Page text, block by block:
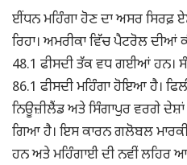
ਈਂਧਨ ਮਹਿੰਗਾ ਹੋਣ ਦਾ ਅਸਰ ਸਿਰਫ਼
ਰਿਹਾ। ਅਮਰੀਕਾ ਵਿੱਚ ਪੈਟਰੋਲ ਦੀਆਂ
48.1 ਫੀਸਦੀ ਤੱਕ ਵਧ ਗਈਆਂ ਹਨ।
86.1 ਫੀਸਦੀ ਮਹਿੰਗਾ ਹੋਇਆ ਹੈ।
ਨਿਊਜ਼ੀਲੈਂਡ ਅਤੇ ਸਿੰਗਾਪੁਰ ਵਰਗੇ ਦੇਸ਼ਾਂ
ਗਿਆ ਹੈ। ਇਸ ਕਾਰਨ ਗਲੋਬਲ
ਹਨ ਅਤੇ ਮਹਿੰਗਾਈ ਦੀ ਨਵੀਂ ਲਹਿਰ